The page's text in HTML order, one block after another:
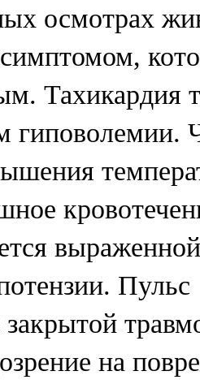
осмотрах
Тахикардия
гиповолемии.
закрытой
на